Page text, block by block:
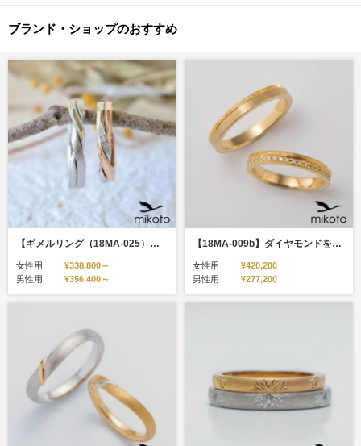
ブランド・ショップのおすすめ
【ギメルリング（18MA-025）】おふたりがひとつの家族になることをイメージしたリング
女性用
¥338,800～
男性用
¥356,400～
【18MA-009b】ダイヤモンドをあしらったつや消しゴールドのハーフエタニティリング
女性用
¥420,200
男性用
¥277,200